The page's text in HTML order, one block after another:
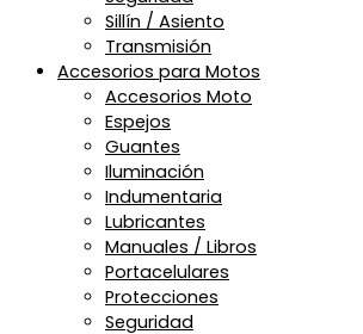
Sillín / Asiento
Transmisión
Accesorios para Motos
Accesorios Moto
Espejos
Guantes
Iluminación
Indumentaria
Lubricantes
Manuales / Libros
Portacelulares
Protecciones
Seguridad